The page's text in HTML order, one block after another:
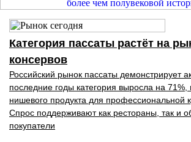
Категория пассаты растёт на
консервов
Российский рынок пассаты демонстрирует
последние годы категория выросла на 71%,
нишевого продукта для профессиональной
Спрос поддерживают как рестораны, так и
покупатели